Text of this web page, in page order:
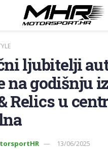
ljubitelji
na godišnju
Relics u
13/06/2025